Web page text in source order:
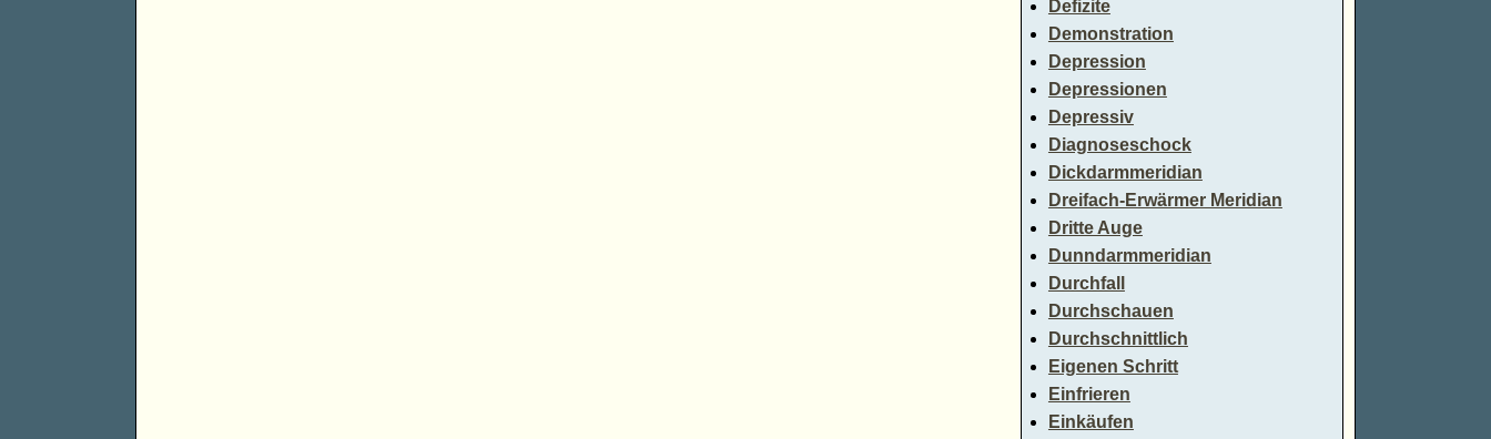
Defizite
Demonstration
Depression
Depressionen
Depressiv
Diagnoseschock
Dickdarmmeridian
Dreifach-Erwärmer Meridian
Dritte Auge
Dunndarmmeridian
Durchfall
Durchschauen
Durchschnittlich
Eigenen Schritt
Einfrieren
Einkäufen